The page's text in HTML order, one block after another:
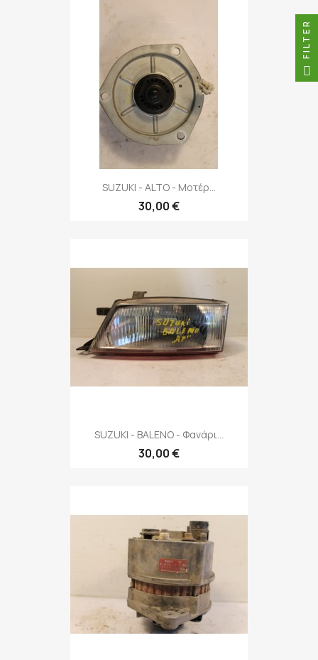
SUZUKI - ALTO - Μοτέρ...
30,00 €
SUZUKI - BALENO - Φανάρι...
30,00 €
FILTER